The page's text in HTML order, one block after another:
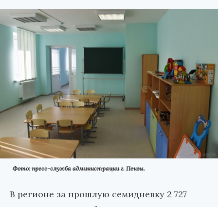
Фото: пресс-служба администрации г. Пензы.
В регионе за прошлую семидневку 2 727